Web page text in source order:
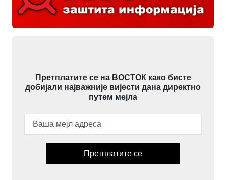
Претплатите се на ВОСТОК како бисте
добијали најважније вијести дана директно
путем мејла
Претплатите се